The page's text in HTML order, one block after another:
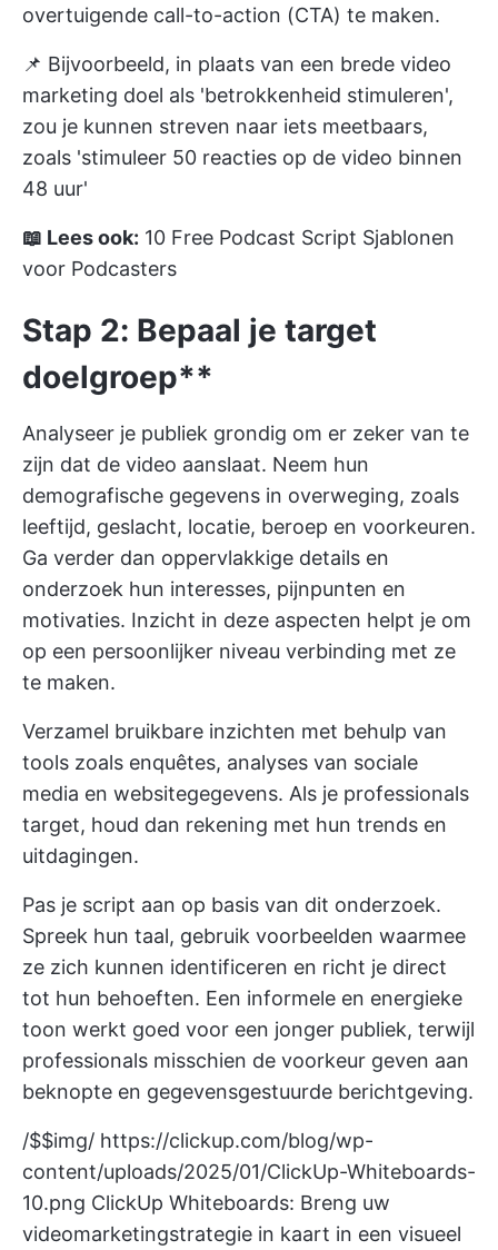
overtuigende call-to-action (CTA) te maken.
📌 Bijvoorbeeld, in plaats van een brede video
marketing doel als 'betrokkenheid stimuleren',
zou je kunnen streven naar iets meetbaars,
zoals 'stimuleer 50 reacties op de video binnen
48 uur'
📖 Lees ook: 10 Free Podcast Script Sjablonen
voor Podcasters
Stap 2: Bepaal je target
doelgroep**
Analyseer je publiek grondig om er zeker van te
zijn dat de video aanslaat. Neem hun
demografische gegevens in overweging, zoals
leeftijd, geslacht, locatie, beroep en voorkeuren.
Ga verder dan oppervlakkige details en
onderzoek hun interesses, pijnpunten en
motivaties. Inzicht in deze aspecten helpt je om
op een persoonlijker niveau verbinding met ze
te maken.
Verzamel bruikbare inzichten met behulp van
tools zoals enquêtes, analyses van sociale
media en websitegegevens. Als je professionals
target, houd dan rekening met hun trends en
uitdagingen.
Pas je script aan op basis van dit onderzoek.
Spreek hun taal, gebruik voorbeelden waarmee
ze zich kunnen identificeren en richt je direct
tot hun behoeften. Een informele en energieke
toon werkt goed voor een jonger publiek, terwijl
professionals misschien de voorkeur geven aan
beknopte en gegevensgestuurde berichtgeving.
/$$img/ https://clickup.com/blog/wp-
content/uploads/2025/01/ClickUp-Whiteboards-
10.png ClickUp Whiteboards: Breng uw
videomarketingstrategie in kaart in een visueel